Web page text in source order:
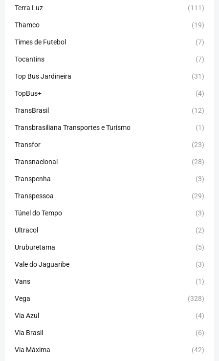
Terra Luz (111)
Thamco (19)
Times de Futebol (7)
Tocantins (7)
Top Bus Jardineira (31)
TopBus+ (4)
TransBrasil (12)
Transbrasiliana Transportes e Turismo (1)
Transfor (23)
Transnacional (28)
Transpenha (3)
Transpessoa (29)
Túnel do Tempo (3)
Ultracol (2)
Uruburetama (5)
Vale do Jaguaribe (3)
Vans (1)
Vega (328)
Via Azul (4)
Via Brasil (6)
Via Máxima (42)